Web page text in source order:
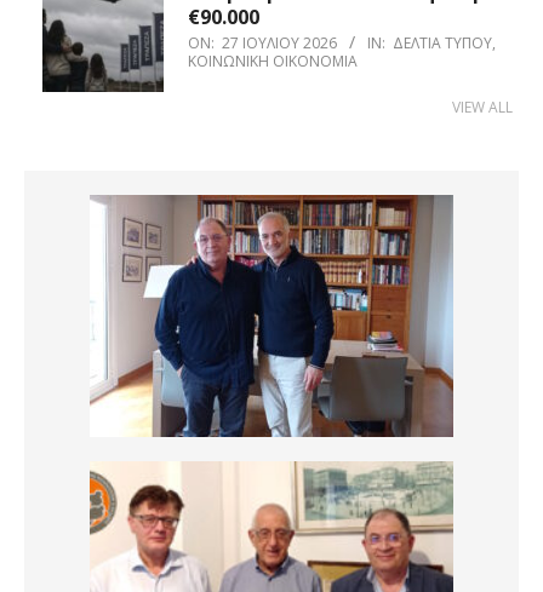
€90.000
ON: 27 ΙΟΥΛΊΟΥ 2026 IN: ΔΕΛΤΊΑ ΤΎΠΟΥ,
ΚΟΙΝΩΝΙΚΉ ΟΙΚΟΝΟΜΊΑ
VIEW ALL